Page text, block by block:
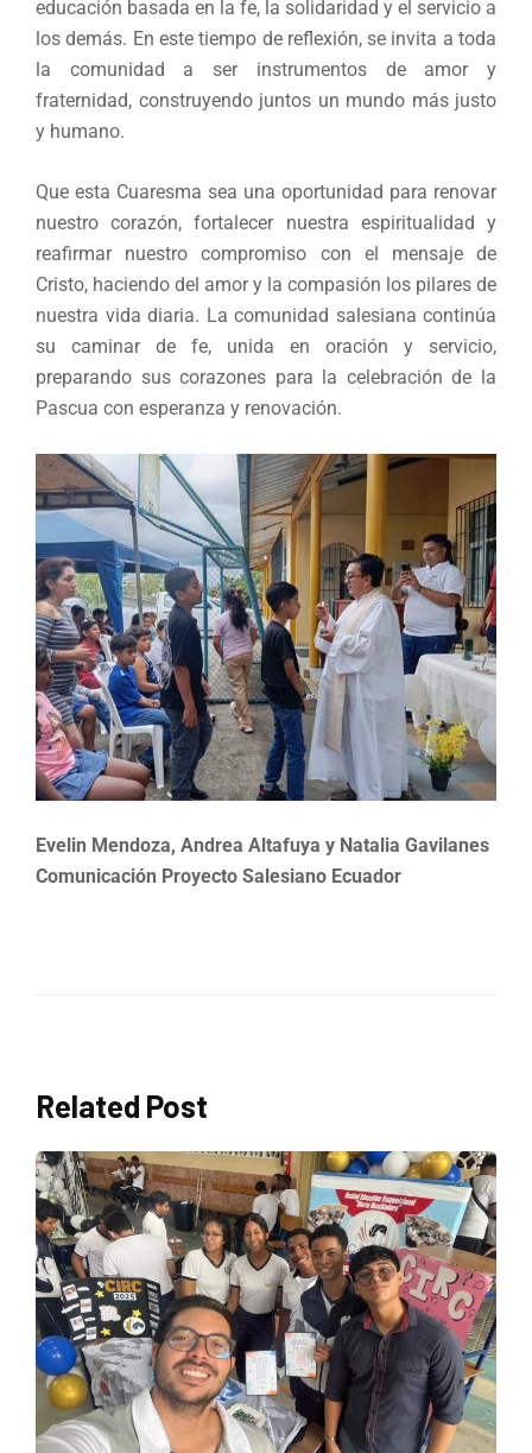
educación basada en la fe, la solidaridad y el servicio a
los demás. En este tiempo de reflexión, se invita a toda
la comunidad a ser instrumentos de amor y
fraternidad, construyendo juntos un mundo más justo
y humano.
Que esta Cuaresma sea una oportunidad para renovar
nuestro corazón, fortalecer nuestra espiritualidad y
reafirmar nuestro compromiso con el mensaje de
Cristo, haciendo del amor y la compasión los pilares de
nuestra vida diaria. La comunidad salesiana continúa
su caminar de fe, unida en oración y servicio,
preparando sus corazones para la celebración de la
Pascua con esperanza y renovación.
Evelin Mendoza, Andrea Altafuya y Natalia Gavilanes
Comunicación Proyecto Salesiano Ecuador
Related Post